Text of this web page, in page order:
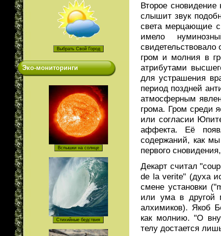
Эко-мониторинги
Второе
слышит звук
света мерцающие с
имело
гром и молния в
атрибутами
для устрашения
период поздней
атмосферным
грома. Гром среди
или согласии
аффекта. Её
содержаний, как
первого
Декарт считал
de la verite" (духа
смене установки
или ума в другой
алхимиков). Якоб
как молнию. "О
телу достается